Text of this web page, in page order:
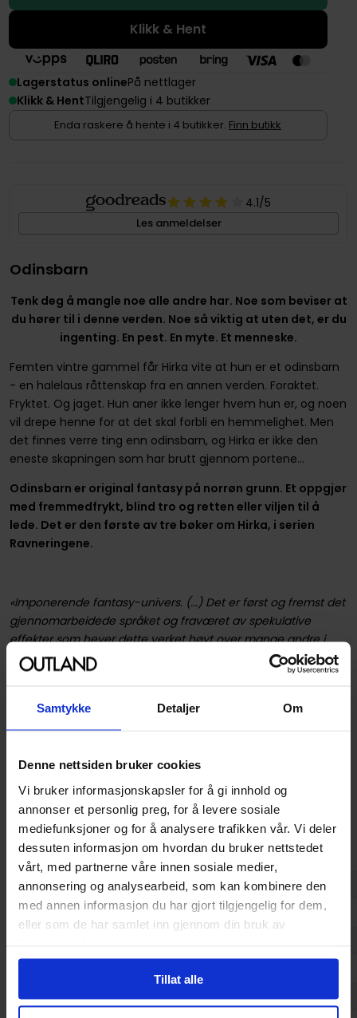
Samtykke Detaljer Om
Denne nettsiden bruker cookies
Vi bruker informasjonskapsler for å gi innhold og
annonser et personlig preg, for å levere sosiale
mediefunksjoner og for å analysere trafikken vår. Vi deler
dessuten informasjon om hvordan du bruker nettstedet
vårt, med partnerne våre innen sosiale medier,
annonsering og analysearbeid, som kan kombinere den
med annen informasjon du har gjort tilgjengelig for dem,
eller som de har samlet inn gjennom din bruk av
Tillat alle
Klikk & Hent
Lagerstatus onlinePå nettlager
Klikk & HentTilgjengelig i 4 butikker
Enda raskere å hente i 4 butikker. Finn butikk
4.1/5
Les anmeldelser
Odinsbarn
Tenk deg å mangle noe alle andre har. Noe som beviser at
du hører til i denne verden. Noe så viktig at uten det, er du
ingenting. En pest. En myte. Et menneske.
Femten vintre gammel får Hirka vite at hun er et odinsbarn
- en halelaus råttenskap fra en annen verden. Foraktet.
Fryktet. Og jaget. Hun aner ikke lenger hvem hun er, og noen
vil drepe henne for at det skal forbli en hemmelighet. Men
det finnes verre ting enn odinsbarn, og Hirka er ikke den
eneste skapningen som har brutt gjennom portene...
Odinsbarn er original fantasy på norrøn grunn. Et oppgjør
med fremmedfrykt, blind tro og retten eller viljen til å
lede. Det er den første av tre bøker om Hirka, i serien
Ravneringene.
«Imponerende fantasy-univers. (...) Det er først og fremst det
gjennomarbeidede språket og fraværet av spekulative
effekter som hever dette verket høyt over mange andre i
den overbefolkede fantasy-sjangeren. Boken byr på sitrende
spenning og gode figurer (...). Uten å sløse med hverken
leser.» - May Grethe Lerum, VG
fantasyroman så velskrevet og så spennende at det nesten
Solgunn Solli, Altaposten
Spesifikasjoner
Varenummer
9788205467095
Opprinnelsesland :
Norge
Forfattere
Siri Pettersen